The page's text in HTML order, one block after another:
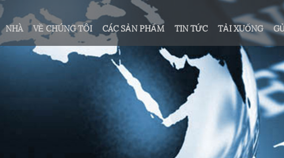
NHÀ VỀ CHÚNG TÔI CÁC SẢN PHẨM TIN TỨC TẢI XUỐNG